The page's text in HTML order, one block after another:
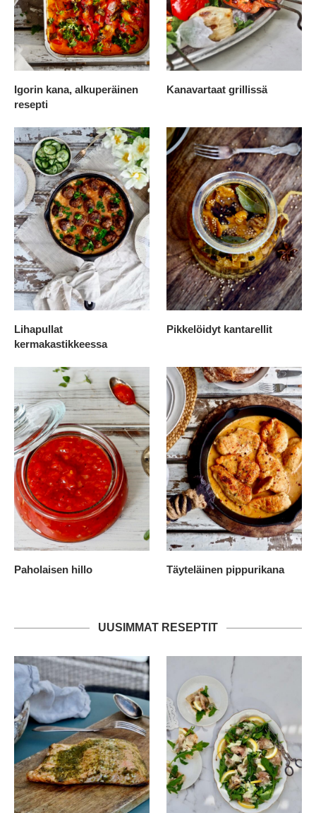
Igorin kana, alkuperäinen
resepti
Kanavartaat grillissä
Lihapullat
kermakastikkeessa
Pikkelöidyt kantarellit
Paholaisen hillo Täyteläinen pippurikana
UUSIMMAT RESEPTIT